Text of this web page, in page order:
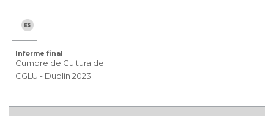
Informe final
Cumbre de Cultura de
CGLU - Dublín 2023